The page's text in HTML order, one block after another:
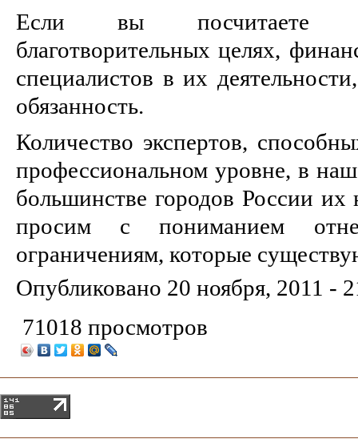
Если вы посчитаете
благотворительных целях,
специалистов в их
обязанность.
Количество экспертов,
профессиональном уровне, в
большинстве городов России
просим с пониманием
ограничениям, которые
Опубликовано 20 ноября, 2011 -
71018 просмотров